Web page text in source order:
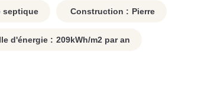
septique Construction : Pierre
d'énergie : 209kWh/m2 par an